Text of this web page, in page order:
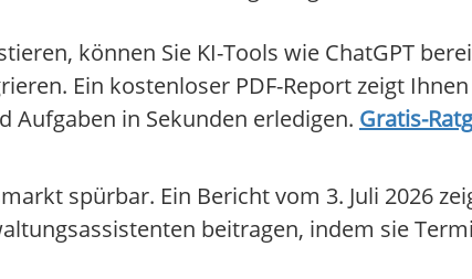
können Sie KI-Tools wie ChatGPT
Ein kostenloser PDF-Report zeigt
Aufgaben in Sekunden erledigen. Gratis-
spürbar. Ein Bericht vom 3. Juli 2026
beitragen, indem sie